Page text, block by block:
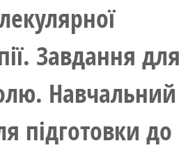
Завдання для
Навчальний
підготовки до